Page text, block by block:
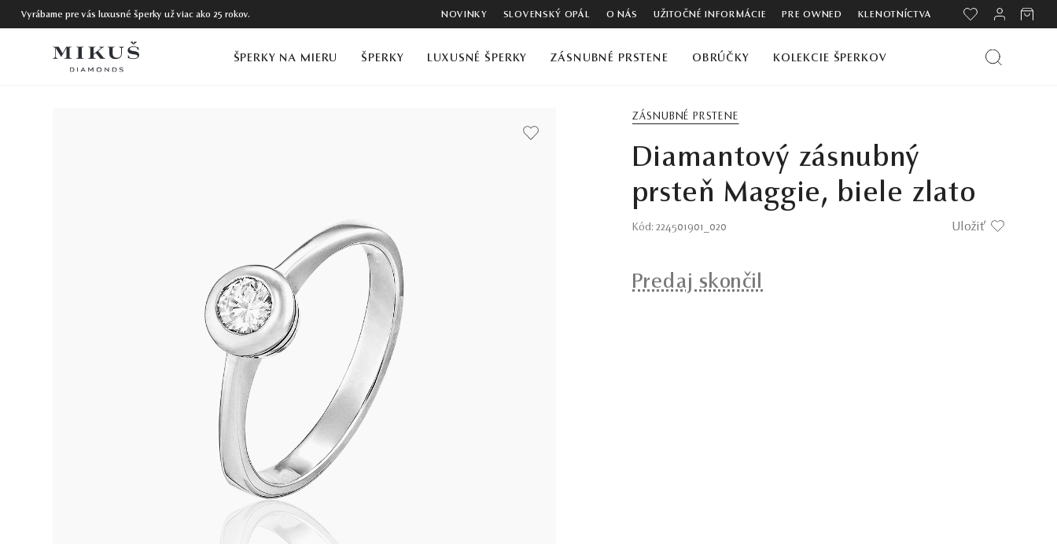
Vyrábame pre vás luxusné šperky už viac ako 25 rokov. NOVINKY SLOVENSKÝ OPÁL O NÁS UŽITOČNÉ INFORMÁCIE PRE OWNED KLENOTNÍCTVA
ŠPERKY NA MIERU ŠPERKY LUXUSNÉ ŠPERKY ZÁSNUBNÉ PRSTENE OBRÚČKY KOLEKCIE ŠPERKOV
ZÁSNUBNÉ PRSTENE
Diamantový zásnubný
prsteň Maggie, biele zlato
Kód: 224501901_020 Uložiť
Predaj skončil